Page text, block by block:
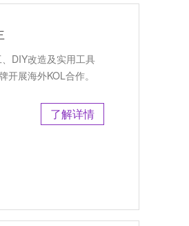
DIY改造及实用工具
展海外KOL合作。
了解详情